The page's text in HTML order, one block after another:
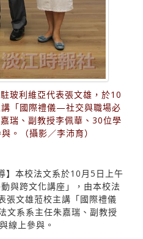
玻利維亞代表張文雄，於10
「國際禮儀—社交與職場必
瑞、副教授李佩華、30位學
。（攝影／李沛育）
】本校法文系於10月5日上午
與跨文化講座」，由本校法
張文雄蒞校主講「國際禮儀
文系系主任朱嘉瑞、副教授
線上參與。